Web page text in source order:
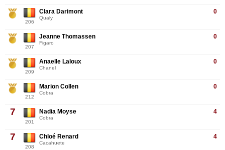
206
0
Clara Darimont
Qualy
207
0
Jeanne Thomassen
Figaro
209
0
Anaelle Laloux
Chanel
212
0
Marion Collen
Cobra
7
201
4
Nadia Moyse
Cobra
7
208
4
Chloé Renard
Cacahuete